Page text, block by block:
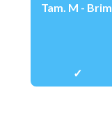
Tam. M - Brim